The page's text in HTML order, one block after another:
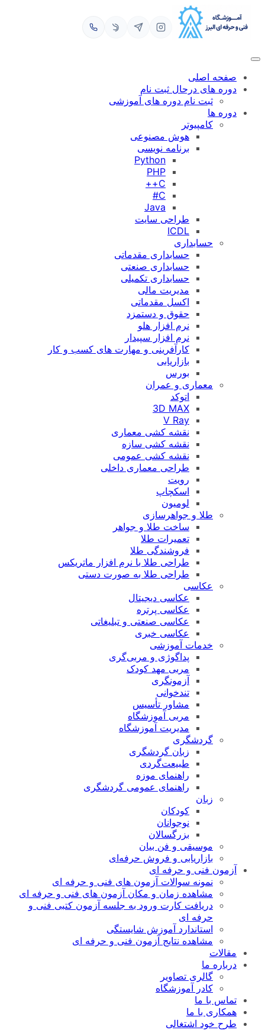
محتوا
صفحه اصلی
دوره های درحال ثبت نام
ثبت نام دوره های آموزشی
دوره ها
کامپیوتر
هوش مصنوعی
برنامه نویسی
Python
PHP
C++
C#
Java
طراحی سایت
ICDL
حسابداری
حسابداری مقدماتی
حسابداری صنعتی
حسابداری تکمیلی
مدیریت مالی
اکسل مقدماتی
حقوق و دستمزد
نرم افزار هلو
نرم افزار سپیدار
کارآفرینی و مهارت های کسب و کار
بازاریابی
بورس
معماری و عمران
اتوکد
3D MAX
V Ray
نقشه کشی معماری
نقشه کشی سازه
نقشه کشی عمومی
طراحی معماری داخلی
رویت
اسکچاپ
لومیون
طلا و جواهرسازی
ساخت طلا و جواهر
تعمیرات طلا
فروشندگی طلا
طراحی طلا با نرم افزار ماتریکس
طراحی طلا به صورت دستی
عکاسی
عکاسی دیجیتال
عکاسی پرتره
عکاسی صنعتی و تبلیغاتی
عکاسی خبری
خدمات آموزشی
پداگوژی و مربی‌گری
مربی مهد کودک
آزمونگری
تندخوانی
مشاور تأسیس
مربی آموزشگاه
مدیریت آموزشگاه
گردشگری
زبان گردشگری
طبیعت‌گردی
راهنمای موزه
راهنمای عمومی گردشگری
زبان
کودکان
نوجوانان
بزرگسالان
موسیقی و فن بیان
بازاریابی و فروش حرفه‌ای
آزمون فنی و حرفه ای
نمونه سوالات آزمون های فنی و حرفه ای
مشاهده زمان و مکان آزمون های فنی و حرفه ای
دریافت کارت ورود به جلسه آزمون کتبی فنی و
حرفه ای
استاندارد آموزش شایستگی
مشاهده نتایج آزمون فنی و حرفه ای
مقالات
درباره ما
گالری تصاویر
کادر آموزشگاه
تماس با ما
همکاری با ما
طرح خود اشتغالی